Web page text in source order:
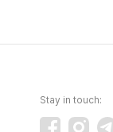
Stay in touch: